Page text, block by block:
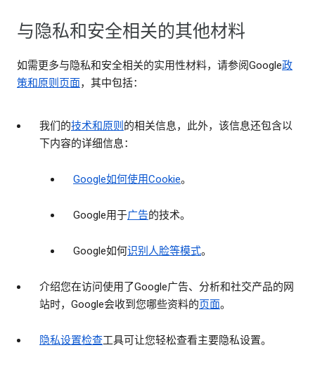
与隐私和安全相关的其他材料
如需更多与隐私和安全相关的实用性材料，请参阅Google政
策和原则页面，其中包括：
我们的技术和原则 的相关信息，此外，该信息还包含以
下内容的详细信息：
Google如何使用Cookie。
Google用于广告的技术。
Google如何识别人脸等模式。
介绍您在访问使用了Google广告、分析和社交产品的网
站时，Google会收到您哪些资料的页面。
隐私设置检查工具可让您轻松查看主要隐私设置。